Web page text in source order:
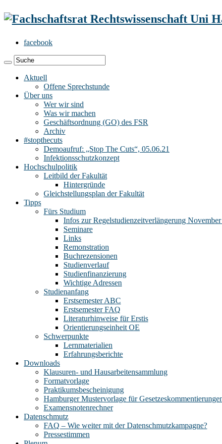
facebook
Aktuell
Offene Sprechstunde
Über uns
Wer wir sind
Was wir machen
Geschäftsordnung (GO) des FSR
Archiv
#stopthecuts
Demoaufruf: „Stop The Cuts“, 05.06.21
Infektionsschutzkonzept
Hochschulpolitik
Leitbild der Fakultät
Hintergründe
Gleichstellungsplan der Fakultät
Tipps
Fürs Studium
Infos zur Regelstudienzeitverlängerung
Seminare
Links
Remonstration
Buchrezensionen
Studienverlauf
Studienfinanzierung
Wichtige Adressen
Studienanfang
Erstsemester ABC
Erstsemester FAQ
Literaturhinweise für Erstis
Orientierungseinheit OE
Schwerpunkte
Lernmaterialien
Erfahrungsberichte
Downloads
Klausuren- und Hausarbeitensammlung
Formatvorlage
Praktikumsbescheinigung
Hamburger Mustervorlage für
Examensnotenrechner
Datenschmutz
FAQ – Wie weiter mit der Datenschmutzkampagne?
Pressestimmen